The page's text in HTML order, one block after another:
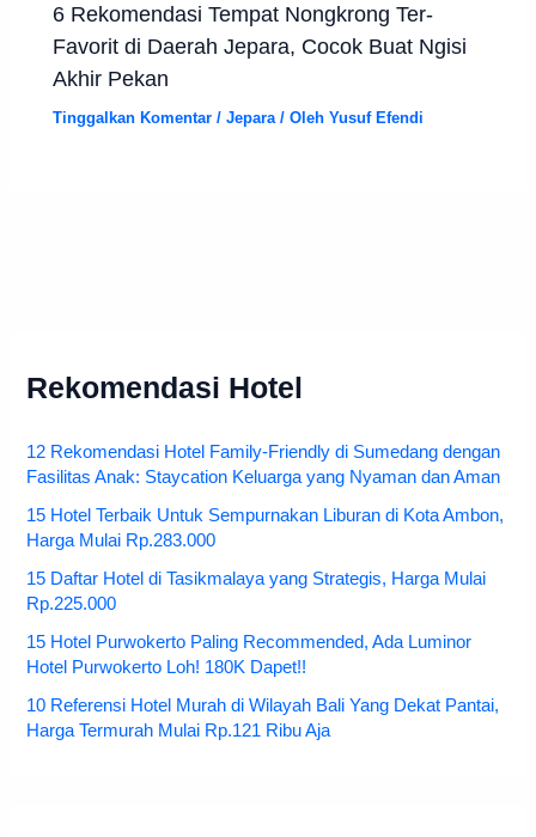
6 Rekomendasi Tempat Nongkrong Ter-
Favorit di Daerah Jepara, Cocok Buat Ngisi
Akhir Pekan
Tinggalkan Komentar /Jepara/ OlehYusuf Efendi
Rekomendasi Hotel
12 Rekomendasi Hotel Family-Friendly di Sumedang dengan
Fasilitas Anak: Staycation Keluarga yang Nyaman dan Aman
15 Hotel Terbaik Untuk Sempurnakan Liburan di Kota Ambon,
Harga Mulai Rp.283.000
15 Daftar Hotel di Tasikmalaya yang Strategis, Harga Mulai
Rp.225.000
15 Hotel Purwokerto Paling Recommended, Ada Luminor
Hotel Purwokerto Loh! 180K Dapet!!
10 Referensi Hotel Murah di Wilayah Bali Yang Dekat Pantai,
Harga Termurah Mulai Rp.121 Ribu Aja